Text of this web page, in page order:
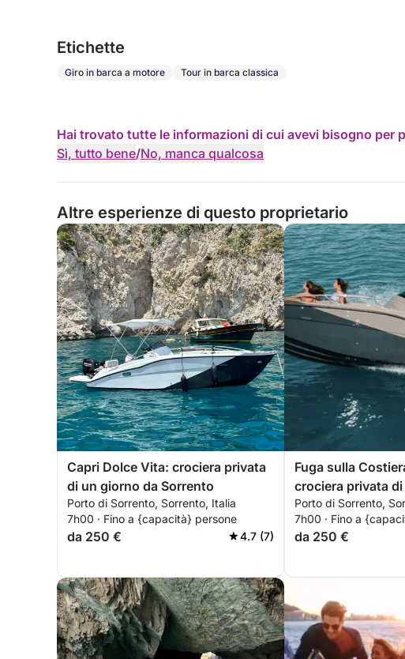
Etichette
Giro in barca a motore Tour in barca classica
Hai trovato tutte le informazioni di cui avevi bisogno per
Sì, tutto bene/No, manca qualcosa
Altre esperienze di questo proprietario
Capri Dolce Vita: crociera privata
di un giorno da Sorrento
Porto di Sorrento, Sorrento, Italia
7h00 · Fino a {capacità} persone
da 250 € 4.7 (7)
Fuga sulla
crociera privata
Sorrento
Porto di Sorrento,
7h00 · Fino a
da 250 €